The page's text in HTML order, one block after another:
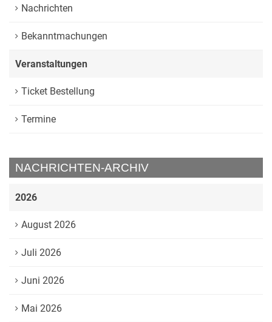
Nachrichten
Bekanntmachungen
Veranstaltungen
Ticket Bestellung
Termine
NACHRICHTEN-ARCHIV
2026
August 2026
Juli 2026
Juni 2026
Mai 2026